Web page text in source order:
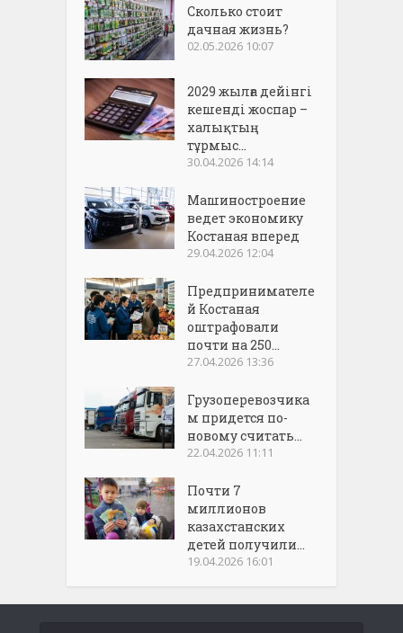
Сколько стоит
дачная жизнь?
02.05.2026 10:07
2029 жылға дейінгі
кешенді жоспар –
халықтың
тұрмыс...
30.04.2026 14:14
Машиностроение
ведет экономику
Костаная вперед
29.04.2026 12:04
Предпринимателе
й Костаная
оштрафовали
почти на 250...
27.04.2026 13:36
Грузоперевозчика
м придется по-
новому считать...
22.04.2026 11:11
Почти 7
миллионов
казахстанских
детей получили...
19.04.2026 16:01